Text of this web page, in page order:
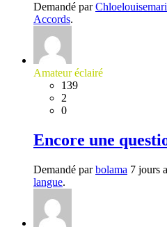
Demandé par
Accords.
Amateur éclairé
139
2
0
Encore une
Demandé parbolama 7 jours
langue.